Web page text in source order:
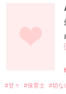
小花 結苺（こは
生まれてきたん
口が裂けても言
「みなみー！！
「えっうそ？！
#甘々 #保育士 #切な